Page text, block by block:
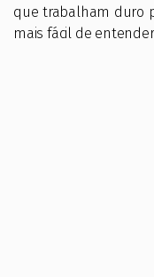
que trabalham duro
mais fácil de